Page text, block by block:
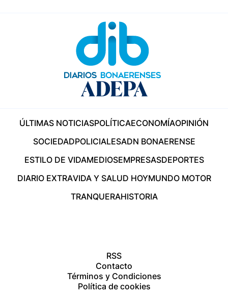
ÚLTIMAS NOTICIASPOLÍTICAECONOMÍAOPINIÓN
SOCIEDADPOLICIALESADN BONAERENSE
ESTILO DE VIDAMEDIOSEMPRESASDEPORTES
DIARIO EXTRAVIDA Y SALUD HOYMUNDO MOTOR
TRANQUERAHISTORIA
RSS
Contacto
Términos y Condiciones
Política de cookies